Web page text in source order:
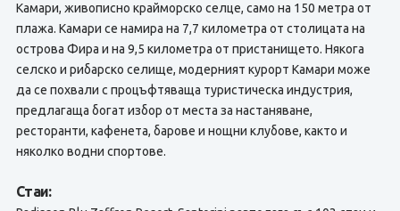
Камари, живописно крайморско селце, само на 150 метра от
плажа. Камари се намира на 7,7 километра от столицата на
острова Фира и на 9,5 километра от пристанището. Някога
селско и рибарско селище, модерният курорт Камари може
да се похвали с процъфтяваща туристическа индустрия,
предлагаща богат избор от места за настаняване,
ресторанти, кафенета, барове и нощни клубове, както и
няколко водни спортове.
Стаи: